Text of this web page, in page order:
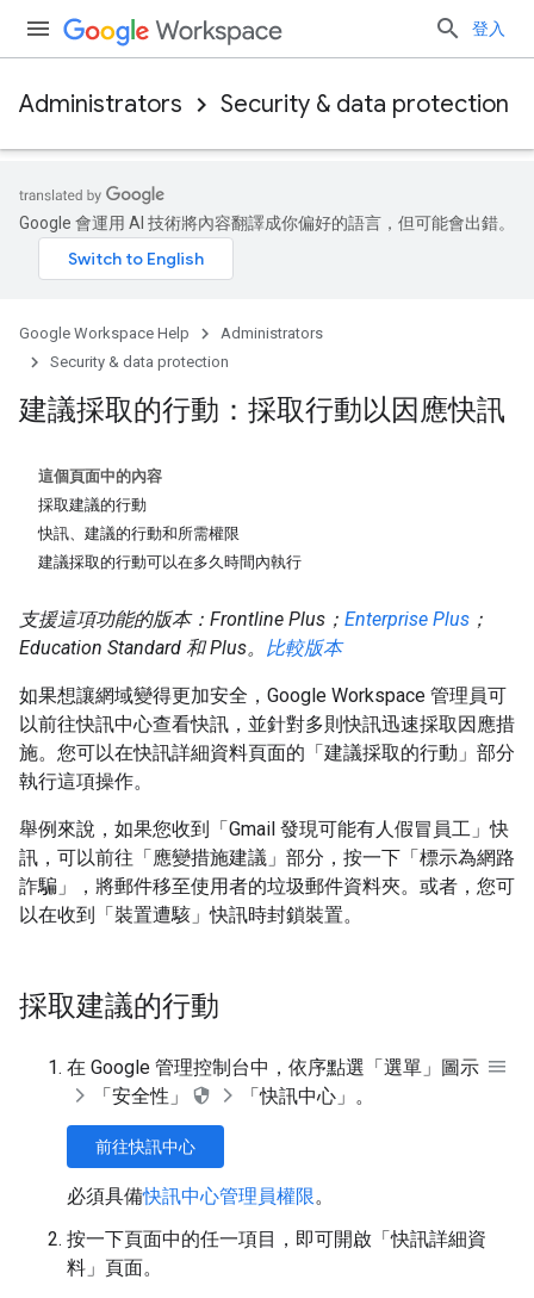
登入
Administrators Security & data protection
Google 會運用 AI 技術將內容翻譯成你偏好的語言，但可能會出錯。
Google Workspace Help
Administrators
Security & data protection
建議採取的行動：採取行動以因應快訊
這個頁面中的內容
採取建議的行動
快訊、建議的行動和所需權限
建議採取的行動可以在多久時間內執行
支援這項功能的版本：Frontline Plus； Enterprise Plus ；
Education Standard 和 Plus。 比較版本
如果想讓網域變得更加安全，Google Workspace 管理員可
以前往快訊中心查看快訊，並針對多則快訊迅速採取因應措
施。您可以在快訊詳細資料頁面的「建議採取的行動」 部分
執行這項操作。
舉例來說，如果您收到「Gmail 發現可能有人假冒員工」快
訊，可以前往「應變措施建議」 部分，按一下「標示為網路
詐騙」
，將郵件移至使用者的垃圾郵件資料夾。或者，您可
以在收到「裝置遭駭」快訊時封鎖裝置。
採取建議的行動
在 Google 管理控制台中，依序點選「選單」圖示
「安全性」
「快訊中心」 。
前往快訊中心
必須具備快訊中心管理員權限。
按一下頁面中的任一項目，即可開啟「快訊詳細資
料」 頁面。